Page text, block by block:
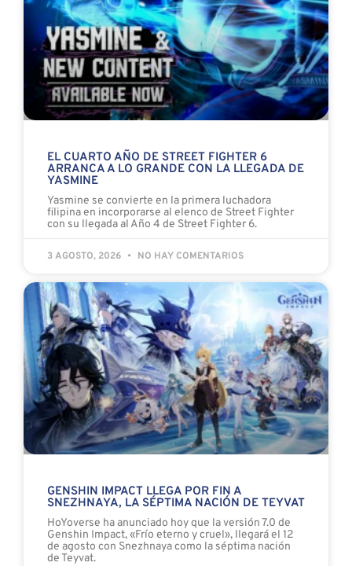
EL CUARTO AÑO DE STREET FIGHTER 6
ARRANCA A LO GRANDE CON LA LLEGADA DE
YASMINE
Yasmine se convierte en la primera luchadora
filipina en incorporarse al elenco de Street Fighter
con su llegada al Año 4 de Street Fighter 6.
3 AGOSTO, 2026 NO HAY COMENTARIOS
GENSHIN IMPACT LLEGA POR FIN A
SNEZHNAYA, LA SÉPTIMA NACIÓN DE TEYVAT
HoYoverse ha anunciado hoy que la versión 7.0 de
Genshin Impact, «Frío eterno y cruel», llegará el 12
de agosto con Snezhnaya como la séptima nación
de Teyvat.